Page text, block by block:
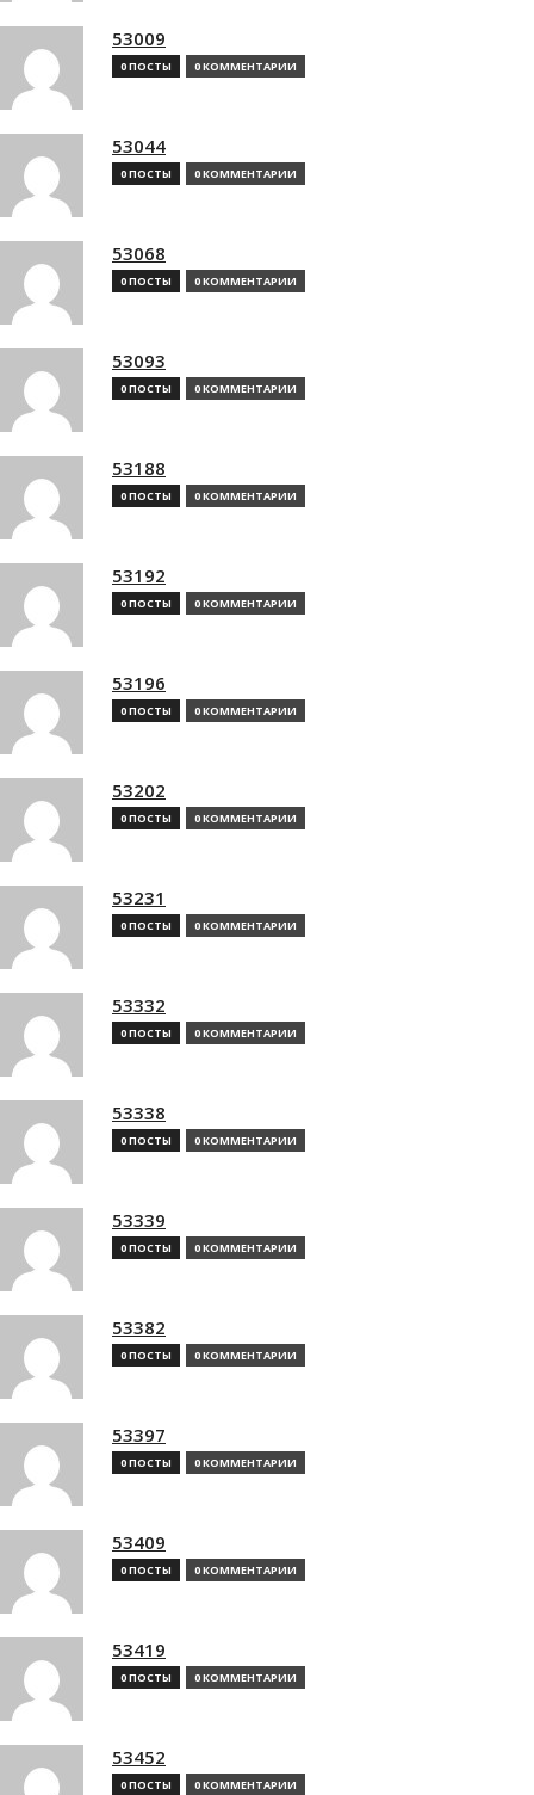
53009
0 ПОСТЫ 0 КОММЕНТАРИИ
53044
0 ПОСТЫ 0 КОММЕНТАРИИ
53068
0 ПОСТЫ 0 КОММЕНТАРИИ
53093
0 ПОСТЫ 0 КОММЕНТАРИИ
53188
0 ПОСТЫ 0 КОММЕНТАРИИ
53192
0 ПОСТЫ 0 КОММЕНТАРИИ
53196
0 ПОСТЫ 0 КОММЕНТАРИИ
53202
0 ПОСТЫ 0 КОММЕНТАРИИ
53231
0 ПОСТЫ 0 КОММЕНТАРИИ
53332
0 ПОСТЫ 0 КОММЕНТАРИИ
53338
0 ПОСТЫ 0 КОММЕНТАРИИ
53339
0 ПОСТЫ 0 КОММЕНТАРИИ
53382
0 ПОСТЫ 0 КОММЕНТАРИИ
53397
0 ПОСТЫ 0 КОММЕНТАРИИ
53409
0 ПОСТЫ 0 КОММЕНТАРИИ
53419
0 ПОСТЫ 0 КОММЕНТАРИИ
53452
0 ПОСТЫ 0 КОММЕНТАРИИ